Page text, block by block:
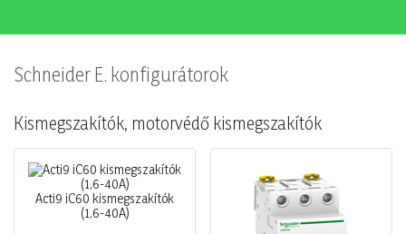
Schneider E. konfigurátorok
Kismegszakítók, motorvédő kismegszakítók
Acti9 iC60 kismegszakítók
(1,6-40A)